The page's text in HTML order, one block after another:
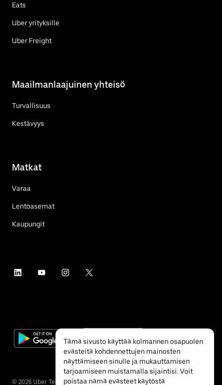
Eats
Uber yrityksille
Uber Freight
Maailmanlaajuinen yhteisö
Turvallisuus
Kestävyys
Matkat
Varaa
Lentoasemat
Kaupungit
© 2026 Uber Technologies Inc.
Tämä sivusto käyttää kolmannen osapuolen
evästeitä kohdennettujen mainosten
näyttämiseen sinulle ja mukauttamisen
tarjoamiseen muistamalla sijaintisi. Voit
poistaa nämä evästeet käytöstä